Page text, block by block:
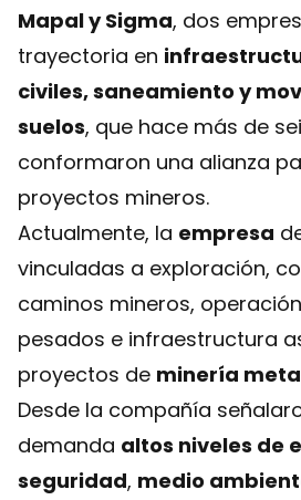
Mapal y Sigma, dos
trayectoria en
civiles, saneamiento y
suelos, que hace más de
conformaron una alianza
proyectos mineros.
Actualmente, la empresa
vinculadas a exploración,
caminos mineros,
pesados e infraestructura
proyectos de minería
Desde la compañía
demanda altos niveles de
seguridad, medio